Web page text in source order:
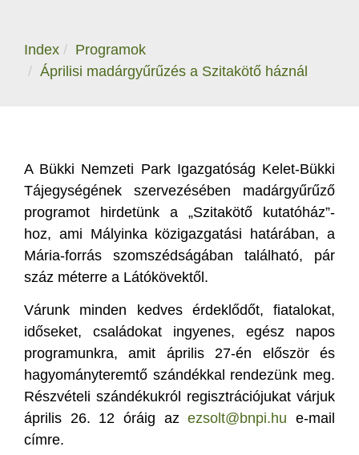
Index
Programok
Áprilisi madárgyűrűzés a Szitakötő háznál
A Bükki Nemzeti Park Igazgatóság Kelet-Bükki
Tájegységének szervezésében madárgyűrűző
programot hirdetünk a „Szitakötő kutatóház”-
hoz, ami Mályinka közigazgatási határában, a
Mária-forrás szomszédságában található, pár
száz méterre a Látókövektől.
Várunk minden kedves érdeklődőt, fiatalokat,
időseket, családokat ingyenes, egész napos
programunkra, amit április 27-én először és
hagyományteremtő szándékkal rendezünk meg.
Részvételi szándékukról regisztrációjukat várjuk
április 26. 12 óráig azezsolt@bnpi.hu e-mail
címre.